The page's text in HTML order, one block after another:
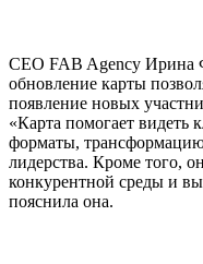
CEO FAB Agency Ирина
обновление карты
появление новых
«Карта помогает видеть
форматы,
лидерства. Кроме того,
конкурентной среды и
пояснила она.